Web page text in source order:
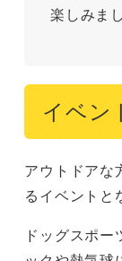
楽しみま
イベン
アウトドアな
るイベントと
ドッグスポ